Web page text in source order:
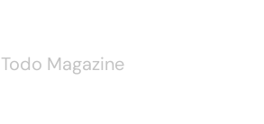
Todo Magazine